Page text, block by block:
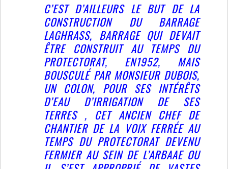
C’EST D’AILLEURS LE BUT DE LA
CONSTRUCTION DU BARRAGE
LAGHRASS, BARRAGE QUI DEVAIT
ÊTRE CONSTRUIT AU TEMPS DU
PROTECTORAT, EN1952, MAIS
BOUSCULÉ PAR MONSIEUR DUBOIS,
UN COLON, POUR SES INTÉRÊTS
D’EAU D’IRRIGATION DE SES
TERRES , CET ANCIEN CHEF DE
CHANTIER DE LA VOIX FERRÉE AU
TEMPS DU PROTECTORAT DEVENU
FERMIER AU SEIN DE L’ARBAAE OU